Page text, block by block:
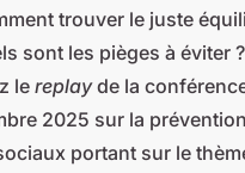
trouver le juste
sont les pièges à éviter ?
le replayde la
2025 sur la
portant sur le